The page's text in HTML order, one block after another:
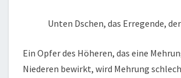
Unten Dschen, das Erregende,
Ein Opfer des Höheren, das eine
Niederen bewirkt, wird Mehrung